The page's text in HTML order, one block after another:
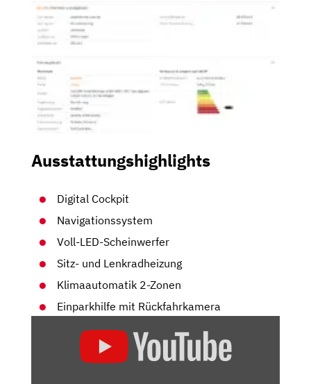
Ausstattungshighlights
Digital Cockpit
Navigationssystem
Voll-LED-Scheinwerfer
Sitz- und Lenkradheizung
Klimaautomatik 2-Zonen
Einparkhilfe mit Rückfahrkamera